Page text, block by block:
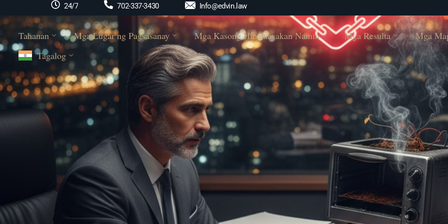
24/7 702-337-3430 Info@edvin.law
Tahanan Mga Lugar ng Pagsasanay Mga Kasong Hinahawakan Namin Mga Resulta Mga
Tagalog